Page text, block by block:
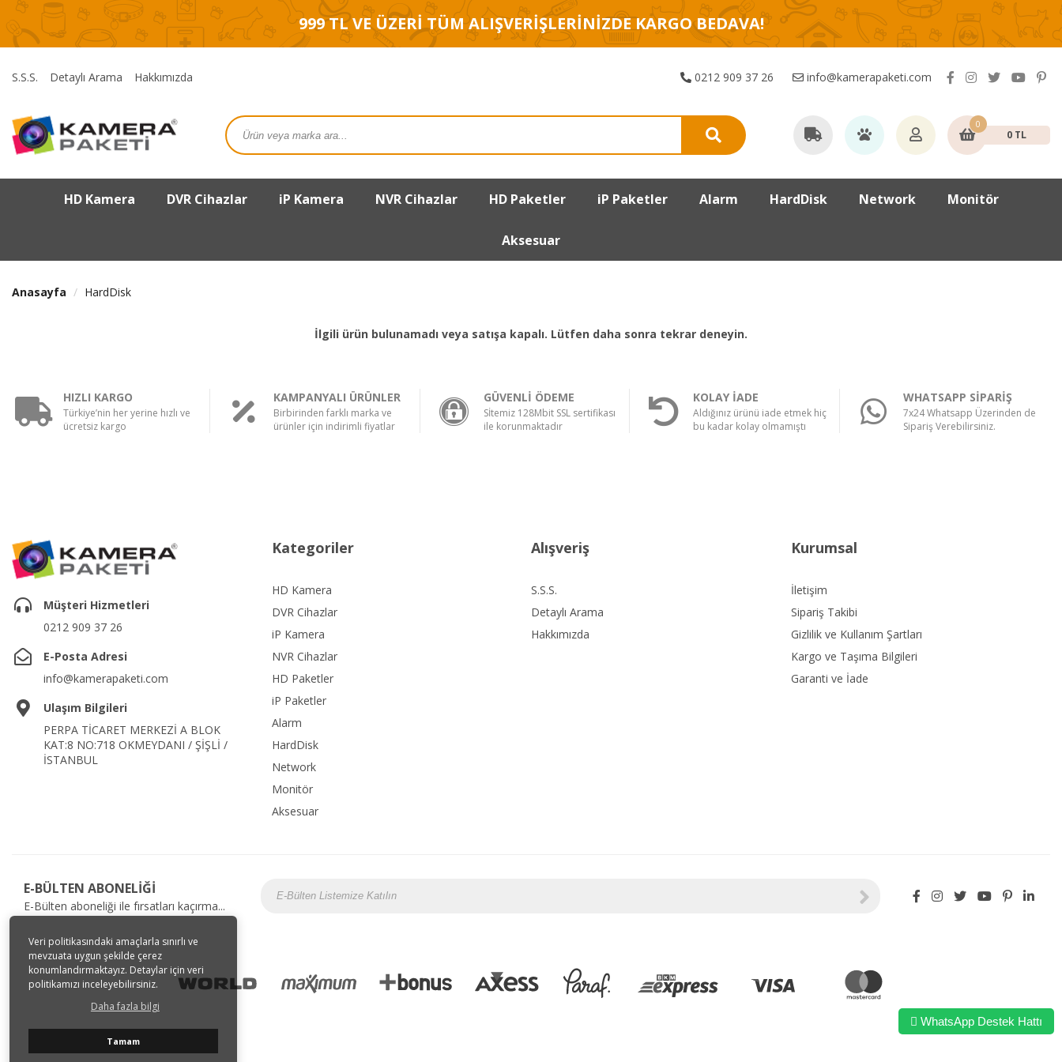
Veri politikasındaki amaçlarla sınırlı ve
mevzuata uygun şekilde çerez
konumlandırmaktayız. Detaylar için veri
politikamızı inceleyebilirsiniz.
Daha fazla bilgi
Tamam
999 TL VE ÜZERİ TÜM ALIŞVERİŞLERİNİZDE KARGO BEDAVA!
S.S.S. Detaylı Arama Hakkımızda 0212 909 37 26 info@kamerapaketi.com
0
0 TL
HD Kamera DVR Cihazlar iP Kamera NVR Cihazlar HD Paketler iP Paketler Alarm HardDisk Network Monitör
Aksesuar
Anasayfa HardDisk
İlgili ürün bulunamadı veya satışa kapalı. Lütfen daha sonra tekrar deneyin.
HIZLI KARGO
Türkiye’nin her yerine hızlı ve
ücretsiz kargo
KAMPANYALI ÜRÜNLER
Birbirinden farklı marka ve
ürünler için indirimli fiyatlar
GÜVENLİ ÖDEME
Sİtemiz 128Mbit SSL sertifikası
ile korunmaktadır
KOLAY İADE
Aldığınız ürünü iade etmek hiç
bu kadar kolay olmamıştı
WHATSAPP SİPARİŞ
7x24 Whatsapp Üzerinden de
Sipariş Verebilirsiniz.
Müşteri Hizmetleri
0212 909 37 26
E-Posta Adresi
info@kamerapaketi.com
Ulaşım Bilgileri
PERPA TİCARET MERKEZİ A BLOK
KAT:8 NO:718 OKMEYDANI / ŞİŞLİ /
İSTANBUL
Kategoriler
HD Kamera
DVR Cihazlar
iP Kamera
NVR Cihazlar
HD Paketler
iP Paketler
Alarm
HardDisk
Network
Monitör
Aksesuar
Alışveriş
S.S.S.
Detaylı Arama
Hakkımızda
Kurumsal
İletişim
Sipariş Takibi
Gizlilik ve Kullanım Şartları
Kargo ve Taşıma Bilgileri
Garanti ve İade
E-BÜLTEN ABONELİĞİ
E-Bülten aboneliği ile fırsatları kaçırma...
WhatsApp Destek Hattı